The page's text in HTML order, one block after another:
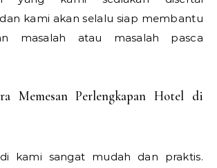
kami akan selalu siap membantu
masalah atau masalah pasca
Memesan Perlengkapan Hotel di
kami sangat mudah dan praktis.